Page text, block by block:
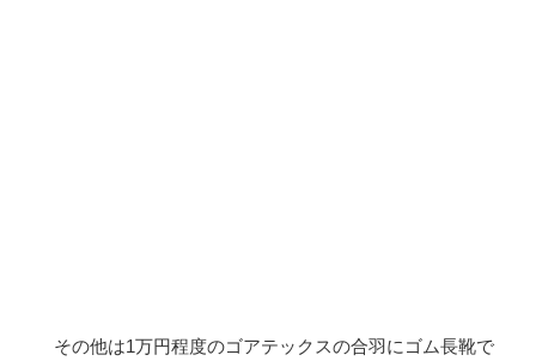
その他は1万円程度のゴアテックスの合羽にゴム長靴で